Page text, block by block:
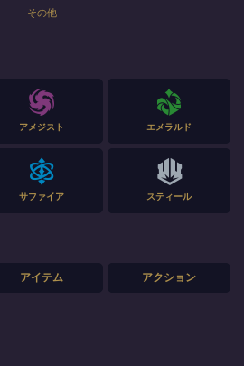
その他
アメジスト エメラルド
サファイア スティール
アイテム アクション